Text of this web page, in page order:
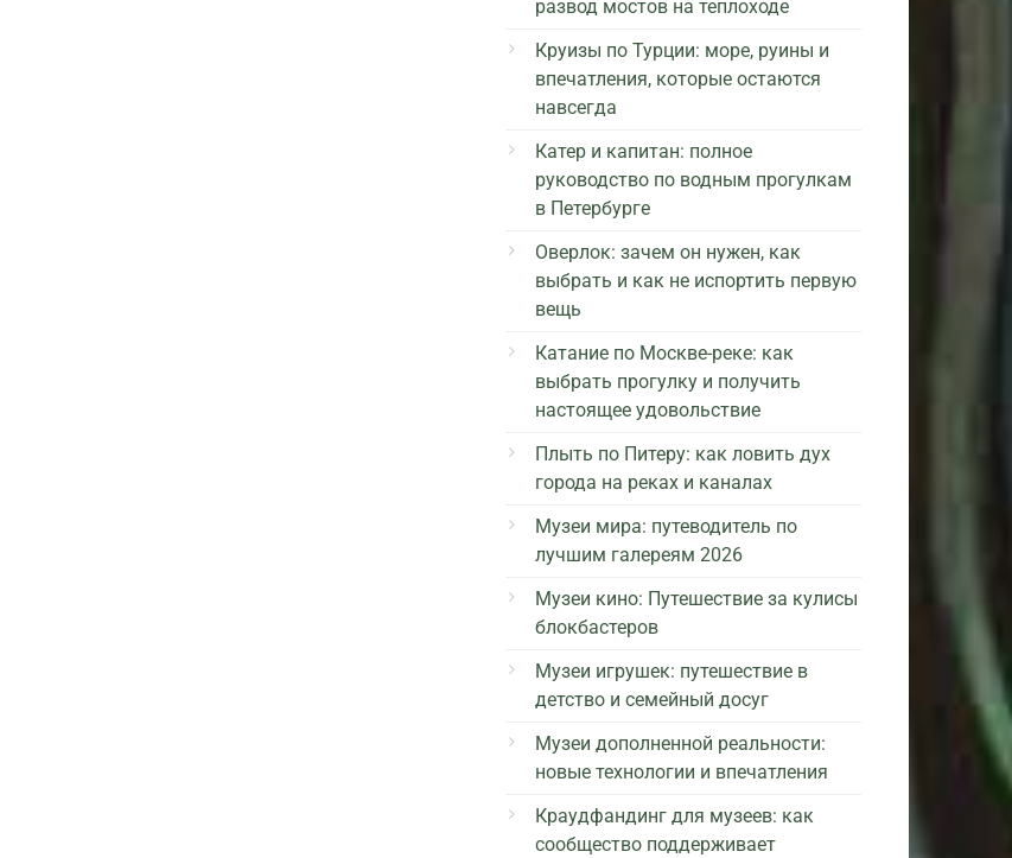
развод мостов на теплоходе
Круизы по Турции: море, руины и
впечатления, которые остаются
навсегда
Катер и капитан: полное
руководство по водным прогулкам
в Петербурге
Оверлок: зачем он нужен, как
выбрать и как не испортить первую
вещь
Катание по Москве-реке: как
выбрать прогулку и получить
настоящее удовольствие
Плыть по Питеру: как ловить дух
города на реках и каналах
Музеи мира: путеводитель по
лучшим галереям 2026
Музеи кино: Путешествие за кулисы
блокбастеров
Музеи игрушек: путешествие в
детство и семейный досуг
Музеи дополненной реальности:
новые технологии и впечатления
Краудфандинг для музеев: как
сообщество поддерживает